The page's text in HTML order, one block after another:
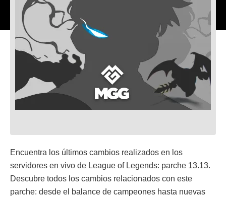
Encuentra los últimos cambios realizados en los
servidores en vivo de League of Legends: parche 13.13.
Descubre todos los cambios relacionados con este
parche: desde el balance de campeones hasta nuevas